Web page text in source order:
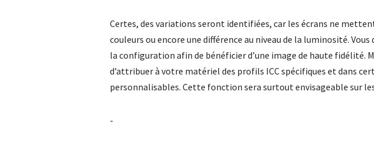
Certes, des variations seront identifiées, car les écrans ne
couleurs ou encore une différence au niveau de la luminosité. Vous
la configuration afin de bénéficier d’une image de haute fidélité.
d’attribuer à votre matériel des profils ICC spécifiques et dans
personnalisables. Cette fonction sera surtout envisageable sur
-